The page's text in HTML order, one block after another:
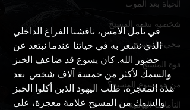
الحياة بعد الموت
شخصية تشبه المسيح
مجيء المسيح
قوة المسيح
من هو يسوع المسيح؟
التأملات اليومية
في تأمل الأمس، ناقشنا الفراغ الداخلي
الذي نشعر به في حياتنا عندما نبتعد عن
حضور الله. كان يسوع قد ضاعف الخبز
والسمك لأكثر من خمسة آلاف شخص. بعد
هذه المعجزة، طلب اليهود الذين أكلوا الخبز
والسمك من المسيح علامة معجزة، على